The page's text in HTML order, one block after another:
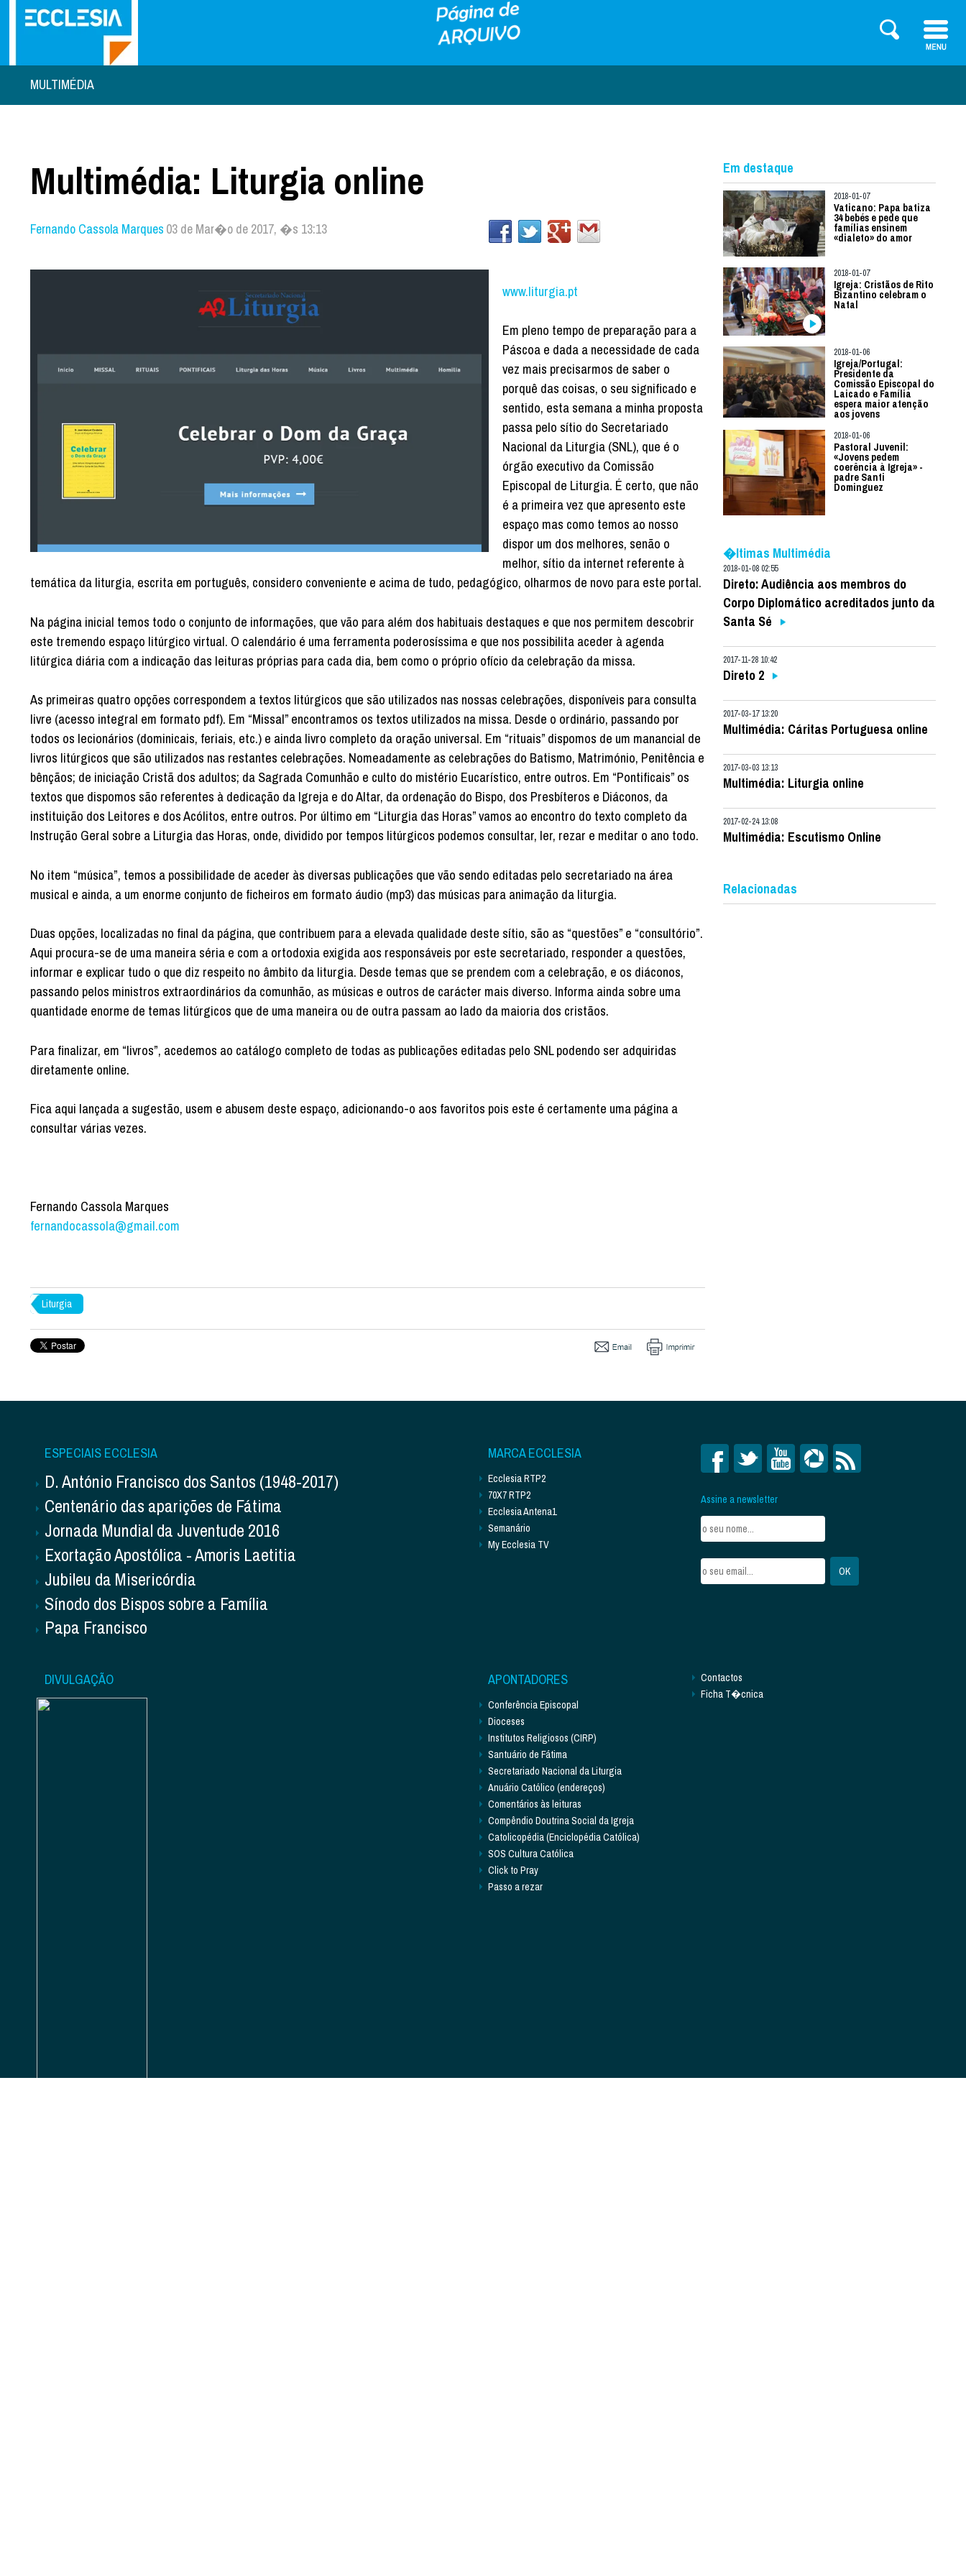
MULTIMÉDIA
Multimédia: Liturgia online
Fernando Cassola Marques 03 de Mar�o de 2017, �s 13:13
www.liturgia.pt
Em pleno tempo de preparação para a
Páscoa e dada a necessidade de cada
vez mais precisarmos de saber o
porquê das coisas, o seu significado e
sentido, esta semana a minha proposta
passa pelo sítio do Secretariado
Nacional da Liturgia (SNL), que é o
órgão executivo da Comissão
Episcopal de Liturgia. É certo, que não
é a primeira vez que apresento este
espaço mas como temos ao nosso
dispor um dos melhores, senão o
melhor, sítio da internet referente à
temática da liturgia, escrita em português, considero conveniente e acima de tudo, pedagógico, olharmos de novo para este portal.
Na página inicial temos todo o conjunto de informações, que vão para além dos habituais destaques e que nos permitem descobrir
este tremendo espaço litúrgico virtual. O calendário é uma ferramenta poderosíssima e que nos possibilita aceder à agenda
litúrgica diária com a indicação das leituras próprias para cada dia, bem como o próprio ofício da celebração da missa.
As primeiras quatro opções correspondem a textos litúrgicos que são utilizados nas nossas celebrações, disponíveis para consulta
livre (acesso integral em formato pdf). Em “Missal” encontramos os textos utilizados na missa. Desde o ordinário, passando por
todos os lecionários (dominicais, feriais, etc.) e ainda livro completo da oração universal. Em “rituais” dispomos de um manancial de
livros litúrgicos que são utilizados nas restantes celebrações. Nomeadamente as celebrações do Batismo, Matrimónio, Penitência e
bênçãos; de iniciação Cristã dos adultos; da Sagrada Comunhão e culto do mistério Eucarístico, entre outros. Em “Pontificais” os
textos que dispomos são referentes à dedicação da Igreja e do Altar, da ordenação do Bispo, dos Presbíteros e Diáconos, da
instituição dos Leitores e dos Acólitos, entre outros. Por último em “Liturgia das Horas” vamos ao encontro do texto completo da
Instrução Geral sobre a Liturgia das Horas, onde, dividido por tempos litúrgicos podemos consultar, ler, rezar e meditar o ano todo.
No item “música”, temos a possibilidade de aceder às diversas publicações que vão sendo editadas pelo secretariado na área
musical e ainda, a um enorme conjunto de ficheiros em formato áudio (mp3) das músicas para animação da liturgia.
Duas opções, localizadas no final da página, que contribuem para a elevada qualidade deste sítio, são as “questões” e “consultório”.
Aqui procura-se de uma maneira séria e com a ortodoxia exigida aos responsáveis por este secretariado, responder a questões,
informar e explicar tudo o que diz respeito no âmbito da liturgia. Desde temas que se prendem com a celebração, e os diáconos,
passando pelos ministros extraordinários da comunhão, as músicas e outros de carácter mais diverso. Informa ainda sobre uma
quantidade enorme de temas litúrgicos que de uma maneira ou de outra passam ao lado da maioria dos cristãos.
Para finalizar, em “livros”, acedemos ao catálogo completo de todas as publicações editadas pelo SNL podendo ser adquiridas
diretamente online.
Fica aqui lançada a sugestão, usem e abusem deste espaço, adicionando-o aos favoritos pois este é certamente uma página a
consultar várias vezes.
Fernando Cassola Marques
fernandocassola@gmail.com
Liturgia
Em destaque
2018-01-07
Vaticano: Papa batiza
34 bebés e pede que
famílias ensinem
«dialeto» do amor
2018-01-07
Igreja: Cristãos de Rito
Bizantino celebram o
Natal
2018-01-06
Igreja/Portugal:
Presidente da
Comissão Episcopal do
Laicado e Família
espera maior atenção
aos jovens
2018-01-06
Pastoral Juvenil:
«Jovens pedem
coerência à Igreja» -
padre Santi
Dominguez
�ltimas Multimédia
2018-01-08 02:55
Direto: Audiência aos membros do
Corpo Diplomático acreditados junto da
Santa Sé
2017-11-28 10:42
Direto 2
2017-03-17 13:20
Multimédia: Cáritas Portuguesa online
2017-03-03 13:13
Multimédia: Liturgia online
2017-02-24 13:08
Multimédia: Escutismo Online
Relacionadas
ESPECIAIS ECCLESIA
D. António Francisco dos Santos (1948-2017)
Centenário das aparições de Fátima
Jornada Mundial da Juventude 2016
Exortação Apostólica - Amoris Laetitia
Jubileu da Misericórdia
Sínodo dos Bispos sobre a Família
Papa Francisco
MARCA ECCLESIA
Ecclesia RTP2
70X7 RTP2
Ecclesia Antena1
Semanário
My Ecclesia TV
Assine a newsletter
DIVULGAÇÃO APONTADORES
Conferência Episcopal
Dioceses
Institutos Religiosos (CIRP)
Santuário de Fátima
Secretariado Nacional da Liturgia
Anuário Católico (endereços)
Comentários às leituras
Compêndio Doutrina Social da Igreja
Catolicopédia (Enciclopédia Católica)
SOS Cultura Católica
Click to Pray
Passo a rezar
Contactos
Ficha T�cnica